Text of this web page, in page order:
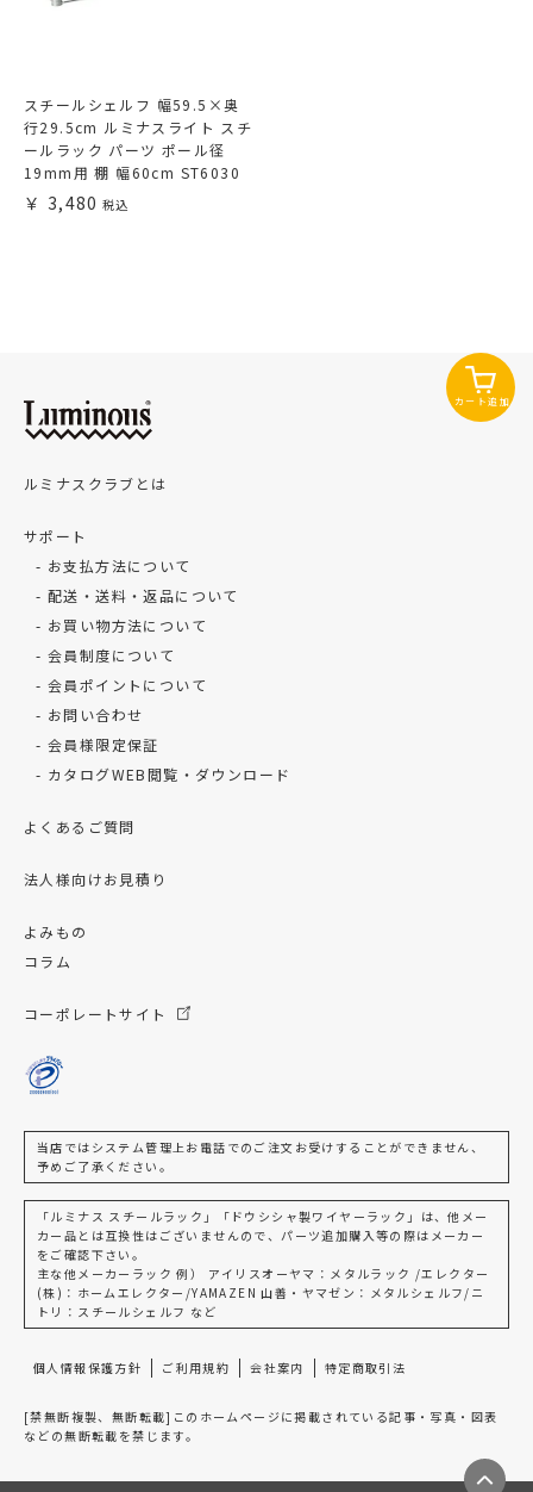
スチールシェルフ 幅59.5×奥
行29.5cm ルミナスライト スチ
ールラック パーツ ポール径
19mm用 棚 幅60cm ST6030
3,480
カート追加
ルミナスクラブとは
サポート
お支払方法について
配送・送料・返品について
お買い物方法について
会員制度について
会員ポイントについて
お問い合わせ
会員様限定保証
カタログWEB閲覧・ダウンロード
よくあるご質問
法人様向けお見積り
よみもの
コラム
コーポレートサイト
当店ではシステム管理上お電話でのご注文お受けすることができません、
予めご了承ください。
「ルミナス スチールラック」「ドウシシャ製ワイヤーラック」は、他メー
カー品とは互換性はございませんので、パーツ追加購入等の際はメーカー
をご確認下さい。
主な他メーカーラック 例） アイリスオーヤマ：メタルラック /エレクター
(株)：ホームエレクター/YAMAZEN 山善・ヤマゼン：メタルシェルフ/ニ
トリ：スチールシェルフ など
個人情報保護方針 ご利用規約 会社案内 特定商取引法
[禁無断複製、無断転載]このホームページに掲載されている記事・写真・図表
などの無断転載を禁じます。